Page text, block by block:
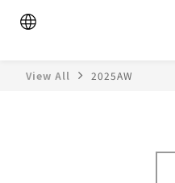
View All 2025AW